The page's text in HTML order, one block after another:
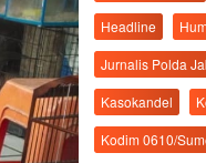
Headline
Jurnalis Polda
Kasokandel
Kodim 0610/